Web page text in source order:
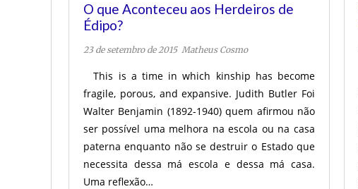
O que Aconteceu aos Herdeiros de
Édipo?
23 de setembro de 2015 Matheus Cosmo
This is a time in which kinship has become
fragile, porous, and expansive. Judith Butler Foi
Walter Benjamin (1892-1940) quem afirmou não
ser possível uma melhora na escola ou na casa
paterna enquanto não se destruir o Estado que
necessita dessa má escola e dessa má casa.
Uma reflexão…